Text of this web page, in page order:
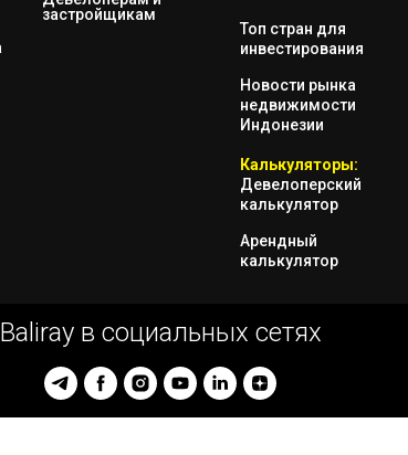
застройщикам
Топ стран для
инвестирования
Новости рынка
недвижимости
Индонезии
Калькуляторы:
Девелоперский
калькулятор
Арендный
калькулятор
Baliray в социальных сетях